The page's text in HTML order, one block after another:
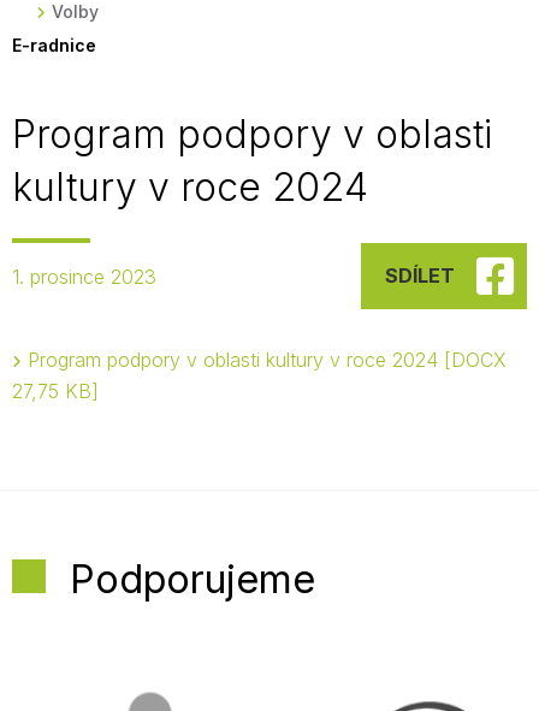
Volby
E-radnice
Program podpory v oblasti
kultury v roce 2024
1. prosince 2023 SDÍLET
Program podpory v oblasti kultury v roce 2024 DOCX
27,75 KB
Podporujeme